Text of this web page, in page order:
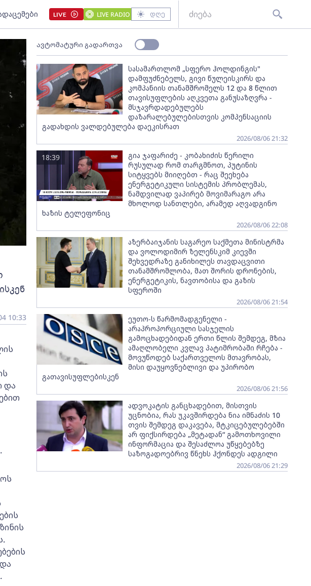
LIVE LIVE RADIO დღე
10:33
და
ავტომატური გადართვა
სასამართლომ „სფერო ჰოლდინგის"
დამფუძნებელს, გივი წულეისკირს და
კომპანიის თანამშრომელს 12 და 8 წლით
თავისუფლების აღკვეთა განუსაზღვრა -
მსჯავრდადებულებს
დაზარალებულებისთვის კომპენსაციის
გადახდის ვალდებულება დაეკისრათ
2026/08/06 21:32
გია ჯაფარიძე - კობახიძის წერილი
რუსულად რომ თარგმნოთ, პუტინის
სიტყვებს მიიღებთ - რაც შეეხება
ენერგეტიკული სისტემის პრობლემას,
ნამდვილად ვაპირებ მოვიმარაგო არა
მხოლოდ სანთლები, არამედ აღვადგინო
ხაზის ტელეფონიც
18:39
2026/08/06 22:08
აზერბაიჯანის საგარეო საქმეთა მინისტრმა
და ვოლოდიმირ ზელენსკიმ კიევში
შეხვედრაზე განიხილეს თავდაცვითი
თანამშრომლობა, მათ შორის დრონების,
ენერგეტიკის, ნავთობისა და გაზის
სფეროში
2026/08/06 21:54
ეუთო-ს წარმომადგენელი -
არაპროპორციული სასჯელის
გამოცხადებიდან ერთი წლის შემდეგ, მზია
ამაღლობელი კვლავ პატიმრობაში რჩება -
მოვუწოდებ საქართველოს მთავრობას,
მისი დაუყოვნებლივი და უპირობო
გათავისუფლებისკენ
2026/08/06 21:56
ადვოკატის განცხადებით, მისთვის
უცნობია, რას უკავშირდება ნია იმნაძის 10
თვის შემდეგ დაკავება, მტკიცებულებებში
არ ფიქსირდება „მეტადან“ გამოთხოვილი
ინფორმაცია და შესაძლოა უწყებებზე
საზოგადოებრივ წნეხს ჰქონდეს ადგილი
2026/08/06 21:29